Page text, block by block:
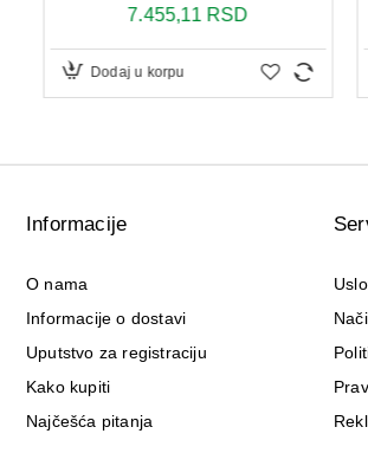
Dodaj u korpu
Informacije
O nama
Informacije o dostavi
Uputstvo za registraciju
Kako kupiti
Najčešća pitanja